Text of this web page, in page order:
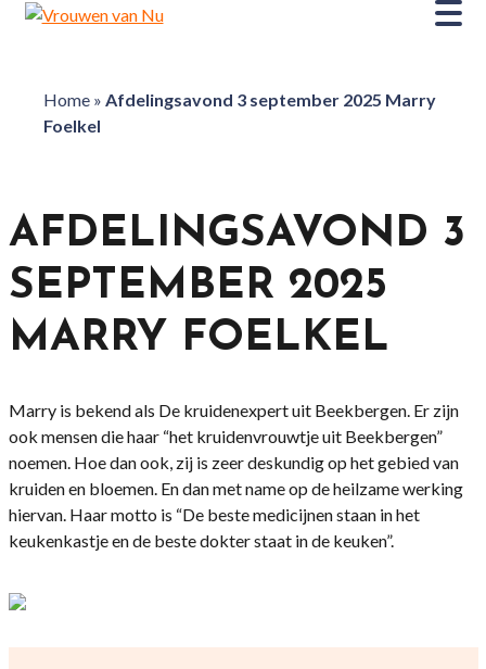
Home» Afdelingsavond 3 september 2025 Marry
Foelkel
AFDELINGSAVOND 3
SEPTEMBER 2025
MARRY FOELKEL
Marry is bekend als De kruidenexpert uit Beekbergen. Er zijn
ook mensen die haar “het kruidenvrouwtje uit Beekbergen”
noemen. Hoe dan ook, zij is zeer deskundig op het gebied van
kruiden en bloemen. En dan met name op de heilzame werking
hiervan. Haar motto is “De beste medicijnen staan in het
keukenkastje en de beste dokter staat in de keuken”.